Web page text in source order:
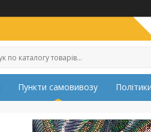
Пункти самовивозу